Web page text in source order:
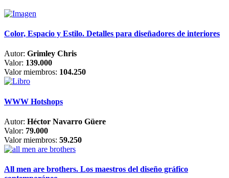
Color, Espacio y Estilo. Detalles para diseñadores de interiores
Autor: Grimley Chris
Valor: 139.000
Valor miembros: 104.250
WWW Hotshops
Autor: Héctor Navarro Güere
Valor: 79.000
Valor miembros: 59.250
All men are brothers. Los maestros del diseño gráfico